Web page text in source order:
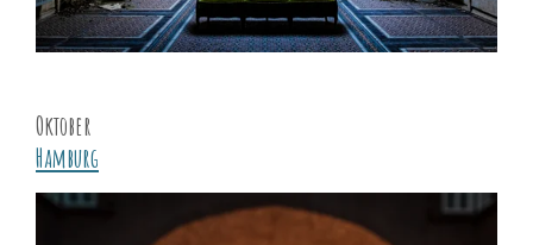
Oktober
Hamburg